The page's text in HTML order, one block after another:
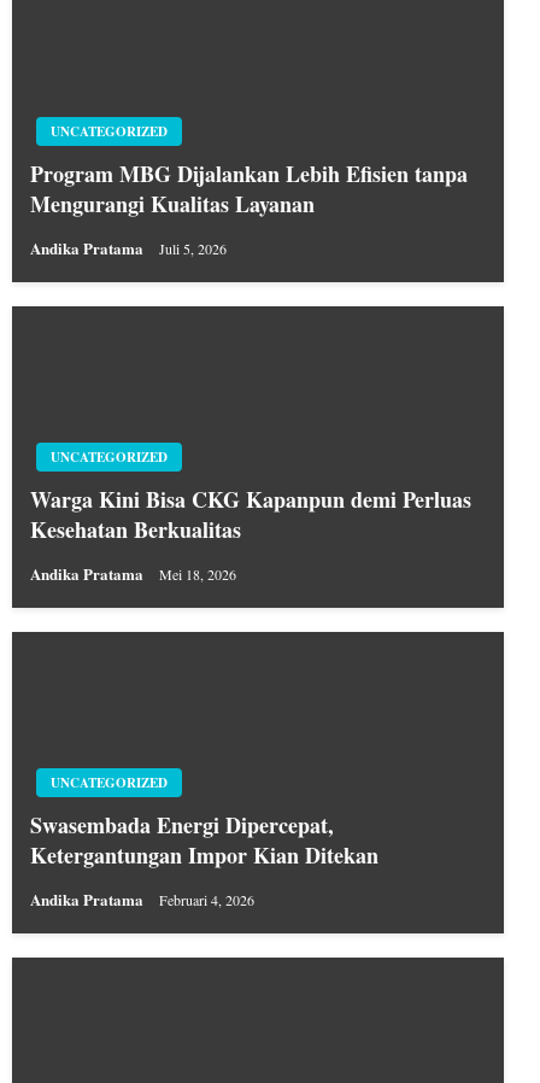
UNCATEGORIZED
Program MBG Dijalankan Lebih Efisien tanpa
Mengurangi Kualitas Layanan
Andika Pratama Juli 5, 2026
UNCATEGORIZED
Warga Kini Bisa CKG Kapanpun demi Perluas
Kesehatan Berkualitas
Andika Pratama Mei 18, 2026
UNCATEGORIZED
Swasembada Energi Dipercepat,
Ketergantungan Impor Kian Ditekan
Andika Pratama Februari 4, 2026